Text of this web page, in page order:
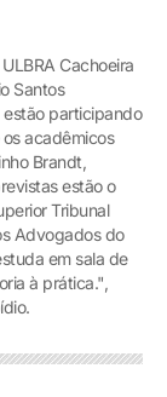
Cachoeira
Santos
participando
acadêmicos
Brandt,
estão o
Tribunal
Advogados do
em sala de
à prática.",